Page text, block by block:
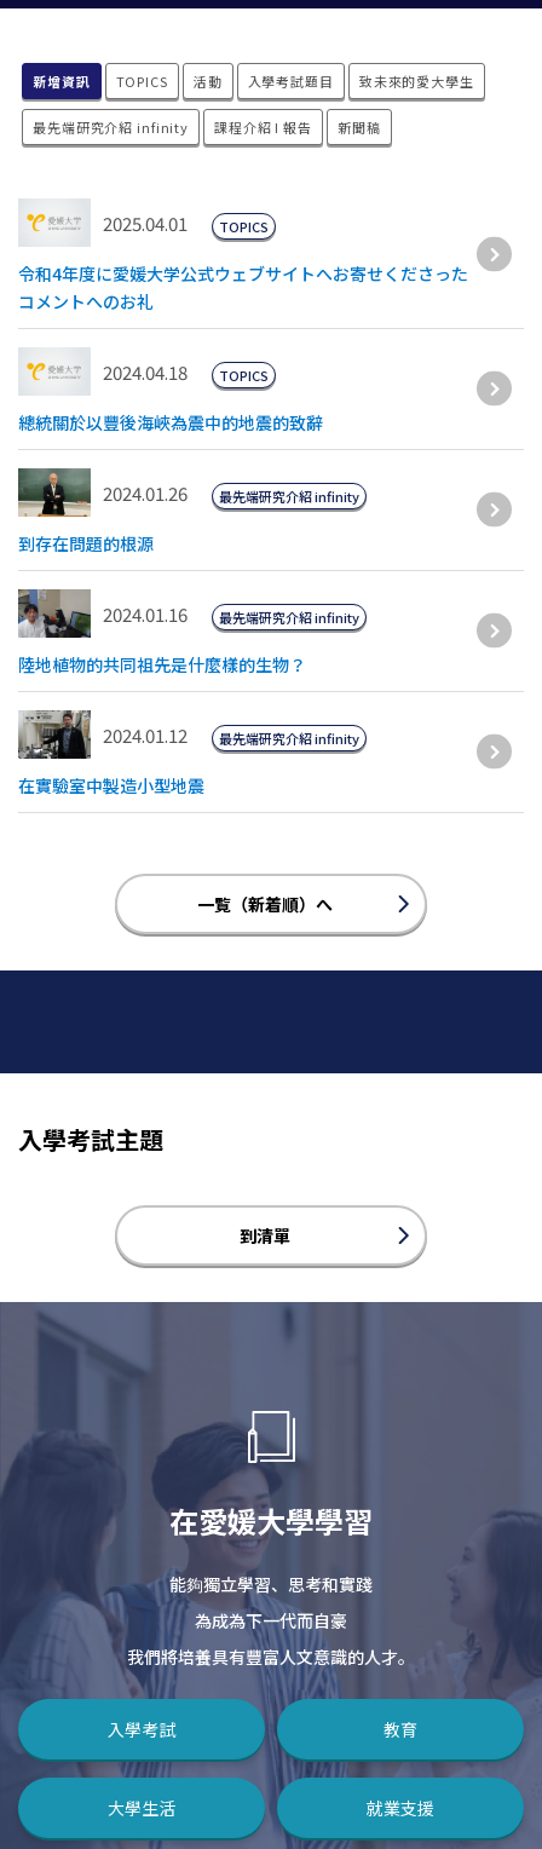
新增資訊 TOPICS 活動 入學考試題目 致未來的愛大學生
最先端研究介紹 infinity 課程介紹 I 報告 新聞稿
2025.04.01
令和4年度に愛媛大学公式ウェブサイトへお寄せくださった
コメントへのお礼
TOPICS
2024.04.18
總統關於以豐後海峽為震中的地震的致辭
TOPICS
2024.01.26
到存在問題的根源
最先端研究介紹 infinity
2024.01.16
陸地植物的共同祖先是什麼樣的生物？
最先端研究介紹 infinity
2024.01.12
在實驗室中製造小型地震
最先端研究介紹 infinity
一覧（新着順）へ
在愛媛大學學習
能夠獨立學習、思考和實踐
為成為下一代而自豪
我們將培養具有豐富人文意識的人才。
入學考試 教育
大學生活 就業支援
入學考試主題
到清單